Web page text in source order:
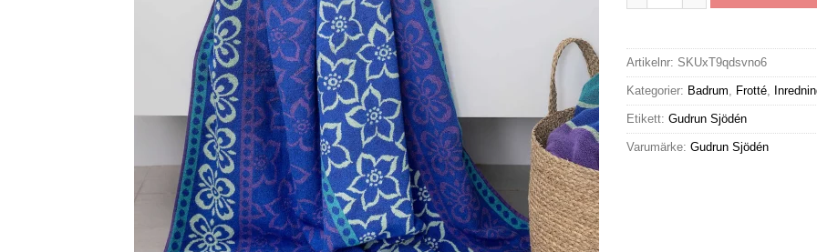
Artikelnr: SKUxT9qdsvno6
Kategorier: Badrum, Frotté,
Etikett: Gudrun Sjödén
Varumärke: Gudrun Sjödén